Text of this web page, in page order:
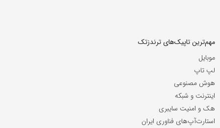
مهم‌ترین تاپیک‌های ترندزتک
موبایل
لپ تاپ
هوش مصنوعی
اینترنت و شبکه
هک و امنیت سایبری
استارت‌آپ‌های فناوری ایران